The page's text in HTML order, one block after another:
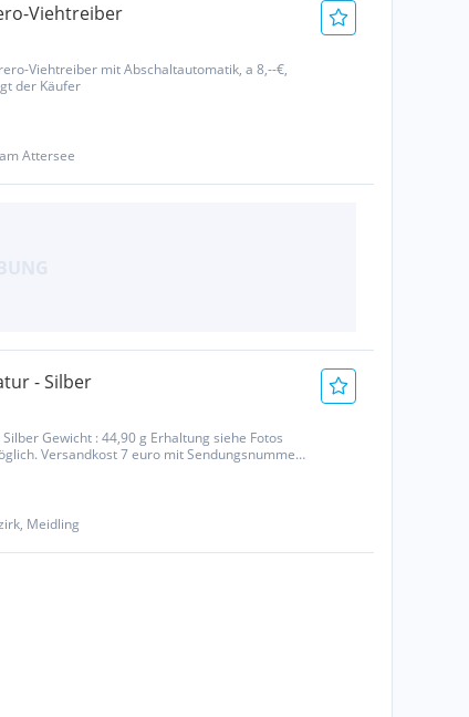
Viehtreiber
Viehtreiber mit Abschaltautomatik, a 8,--€,
der Käufer
Attersee
- Silber
Gewicht : 44,90 g Erhaltung siehe Fotos
Versandkost 7 euro mit Sendungsnummer
Meidling